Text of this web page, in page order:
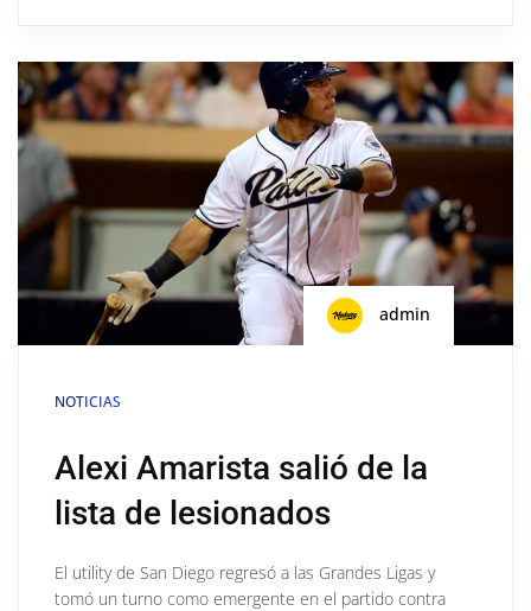
admin
NOTICIAS
Alexi Amarista salió de la
lista de lesionados
El utility de San Diego regresó a las Grandes Ligas y
tomó un turno como emergente en el partido contra